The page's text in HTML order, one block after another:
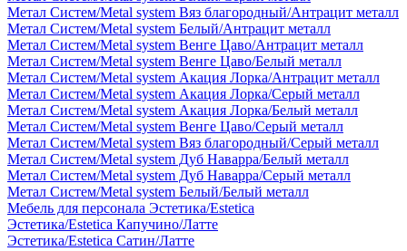
Метал Систем/Metal system Вяз благородный/Антрацит металл
Метал Систем/Metal system Белый/Антрацит металл
Метал Систем/Metal system Венге Цаво/Антрацит металл
Метал Систем/Metal system Венге Цаво/Белый металл
Метал Систем/Metal system Акация Лорка/Антрацит металл
Метал Систем/Metal system Акация Лорка/Серый металл
Метал Систем/Metal system Акация Лорка/Белый металл
Метал Систем/Metal system Венге Цаво/Серый металл
Метал Систем/Metal system Вяз благородный/Серый металл
Метал Систем/Metal system Дуб Наварра/Белый металл
Метал Систем/Metal system Дуб Наварра/Серый металл
Метал Систем/Metal system Белый/Белый металл
Мебель для персонала Эстетика/Estetica
Эстетика/Estetica Капучино/Латте
Эстетика/Estetica Сатин/Латте